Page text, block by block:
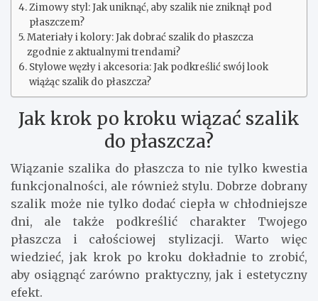
Zimowy styl: Jak uniknąć, aby szalik nie zniknął pod
płaszczem?
Materiały i kolory: Jak dobrać szalik do płaszcza
zgodnie z aktualnymi trendami?
Stylowe węzły i akcesoria: Jak podkreślić swój look
wiążąc szalik do płaszcza?
Jak krok po kroku wiązać szalik
do płaszcza?
Wiązanie szalika do płaszcza to nie tylko kwestia
funkcjonalności, ale również stylu. Dobrze dobrany
szalik może nie tylko dodać ciepła w chłodniejsze
dni, ale także podkreślić charakter Twojego
płaszcza i całościowej stylizacji. Warto więc
wiedzieć, jak krok po kroku dokładnie to zrobić,
aby osiągnąć zarówno praktyczny, jak i estetyczny
efekt.